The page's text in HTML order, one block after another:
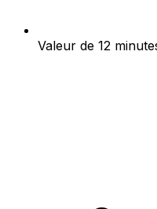
Valeur de 12